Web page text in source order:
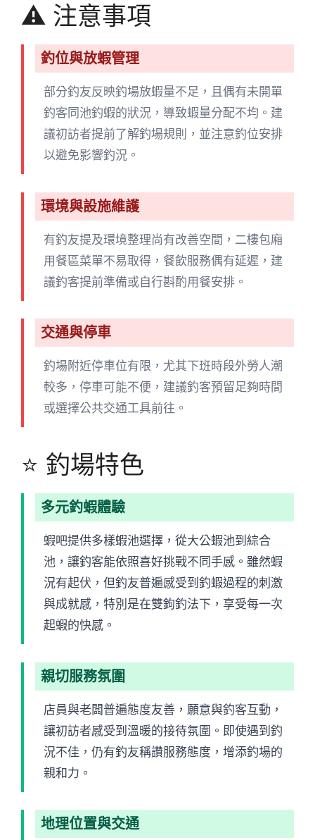
⚠️ 注意事項
釣位與放蝦管理
部分釣友反映釣場放蝦量不足，且偶有未開單
釣客同池釣蝦的狀況，導致蝦量分配不均。建
議初訪者提前了解釣場規則，並注意釣位安排
以避免影響釣況。
環境與設施維護
有釣友提及環境整理尚有改善空間，二樓包廂
用餐區菜單不易取得，餐飲服務偶有延遲，建
議釣客提前準備或自行斟酌用餐安排。
交通與停車
釣場附近停車位有限，尤其下班時段外勞人潮
較多，停車可能不便，建議釣客預留足夠時間
或選擇公共交通工具前往。
⭐ 釣場特色
多元釣蝦體驗
蝦吧提供多樣蝦池選擇，從大公蝦池到綜合
池，讓釣客能依照喜好挑戰不同手感。雖然蝦
況有起伏，但釣友普遍感受到釣蝦過程的刺激
與成就感，特別是在雙鉤釣法下，享受每一次
起蝦的快感。
親切服務氛圍
店員與老闆普遍態度友善，願意與釣客互動，
讓初訪者感受到溫暖的接待氛圍。即使遇到釣
況不佳，仍有釣友稱讚服務態度，增添釣場的
親和力。
地理位置與交通